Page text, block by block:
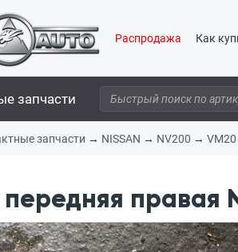
Распродажа Как
запчасти
запчасти → NISSAN → NV200 → VM20
правая